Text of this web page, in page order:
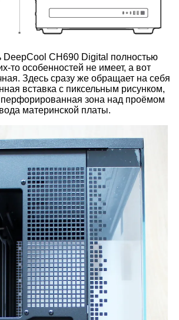
DeepCool CH690 Digital полностью
то особенностей не имеет, а вот
Здесь сразу же обращает на себя
вставка с пиксельным рисунком,
зона над проёмом
материнской платы.